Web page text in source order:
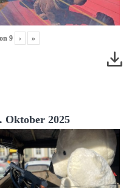
9 › »
Oktober 2025